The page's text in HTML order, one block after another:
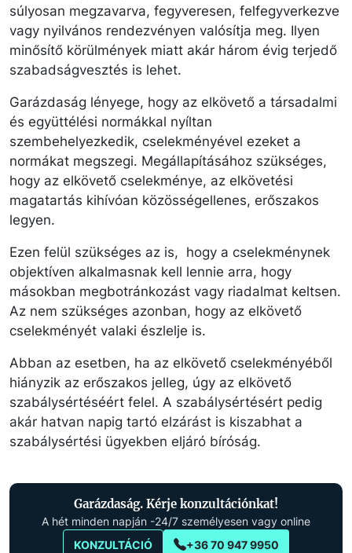
súlyosan megzavarva, fegyveresen, felfegyverkezve
vagy nyilvános rendezvényen valósítja meg. Ilyen
minősítő körülmények miatt akár három évig terjedő
szabadságvesztés is lehet.
Garázdaság lényege, hogy az elkövető a társadalmi
és együttélési normákkal nyíltan
szembehelyezkedik, cselekményével ezeket a
normákat megszegi. Megállapításához szükséges,
hogy az elkövető cselekménye, az elkövetési
magatartás kihívóan közösségellenes, erőszakos
legyen.
Ezen felül szükséges az is, hogy a cselekménynek
objektíven alkalmasnak kell lennie arra, hogy
másokban megbotránkozást vagy riadalmat keltsen.
Az nem szükséges azonban, hogy az elkövető
cselekményét valaki észlelje is.
Abban az esetben, ha az elkövető cselekményéből
hiányzik az erőszakos jelleg, úgy az elkövető
szabálysértéséért felel. A szabálysértésért pedig
akár hatvan napig tartó elzárást is kiszabhat a
szabálysértési ügyekben eljáró bíróság.
Garázdaság. Kérje konzultációnkat!
A hét minden napján -24/7 személyesen vagy online
+36 70 947 9950
KONZULTÁCIÓ